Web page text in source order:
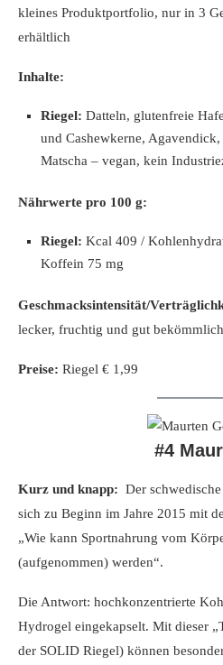
kleines Produktportfolio, nur in 3
erhältlich
Inhalte:
Riegel: Datteln, glutenfreie
und Cashewkerne,
Matscha – vegan, kein
Nährwerte pro 100 g:
Riegel: Kcal 409 /
Koffein 75 mg
Geschmacksintensität/
lecker, fruchtig und gut
Preise: Riegel € 1,99
#4
Kurz und knapp: Der
sich zu Beginn im Jahre 2015 mit
„Wie kann Sportnahrung vom
(aufgenommen) werden“.
Die Antwort: hochkonzentrierte
Hydrogel eingekapselt. Mit dieser
der SOLID Riegel) können